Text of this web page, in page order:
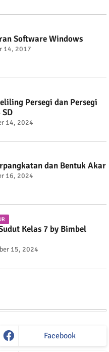
Software Windows
14, 2017
Persegi dan Persegi
14, 2024
dan Bentuk Akar
16, 2024
Kelas 7 by Bimbel
15, 2024
Facebook